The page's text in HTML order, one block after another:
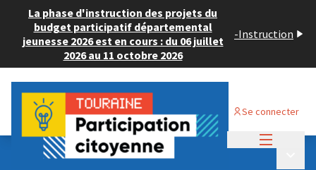
La phase d'instruction des projets du
budget participatif départemental
jeunesse 2026 est en cours : du 06 juillet
2026 au 11 octobre 2026
-Instruction
Se connecter
Budget Participatif JEUNESSE 2024
💡 Consulter les projets déposés